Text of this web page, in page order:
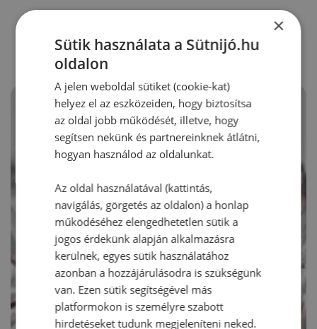
RECEPTAJÁNLÓ ×
Sütik használata a Sütnijó.hu
oldalon
A jelen weboldal sütiket (cookie-kat)
helyez el az eszközeiden, hogy biztosítsa
az oldal jobb működését, illetve, hogy
segítsen nekünk és partnereinknek átlátni,
hogyan használod az oldalunkat.
Az oldal használatával (kattintás,
navigálás, görgetés az oldalon) a honlap
működéséhez elengedhetetlen sütik a
jogos érdekünk alapján alkalmazásra
kerülnek, egyes sütik használatához
azonban a hozzájárulásodra is szükségünk
van. Ezen sütik segítségével más
platformokon is személyre szabott
hirdetéseket tudunk megjeleníteni neked.